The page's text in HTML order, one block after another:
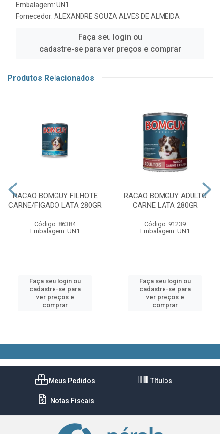
Embalagem: UN1
Fornecedor: ALEXANDRE SOUZA ALVES DE ALMEIDA
Faça seu login ou
cadastre-se para ver preços e comprar
Produtos Relacionados
RACAO BOMGUY FILHOTE
CARNE/FIGADO LATA 280GR
Código: 86384
Embalagem: UN1
Faça seu login ou
cadastre-se para
ver preços e
comprar
RACAO BOMGUY ADULTO
CARNE LATA 280GR
Código: 91239
Embalagem: UN1
Faça seu login ou
cadastre-se para
ver preços e
comprar
Meus Pedidos Títulos
Notas Fiscais